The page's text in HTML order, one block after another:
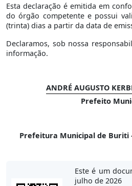
Esta declaração é emitida em
do órgão competente e possui
(trinta) dias a partir da data de
Declaramos, sob nossa
informação.
ANDRÉ AUGUSTO
Prefeito
Prefeitura Municipal de Buriti
Este é um
julho de 2026